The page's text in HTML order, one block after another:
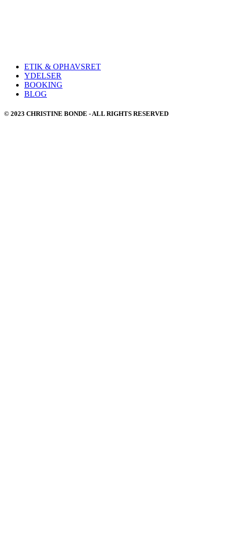
ETIK & OPHAVSRET
YDELSER
BOOKING
BLOG
© 2023 CHRISTINE BONDE - ALL RIGHTS RESERVED